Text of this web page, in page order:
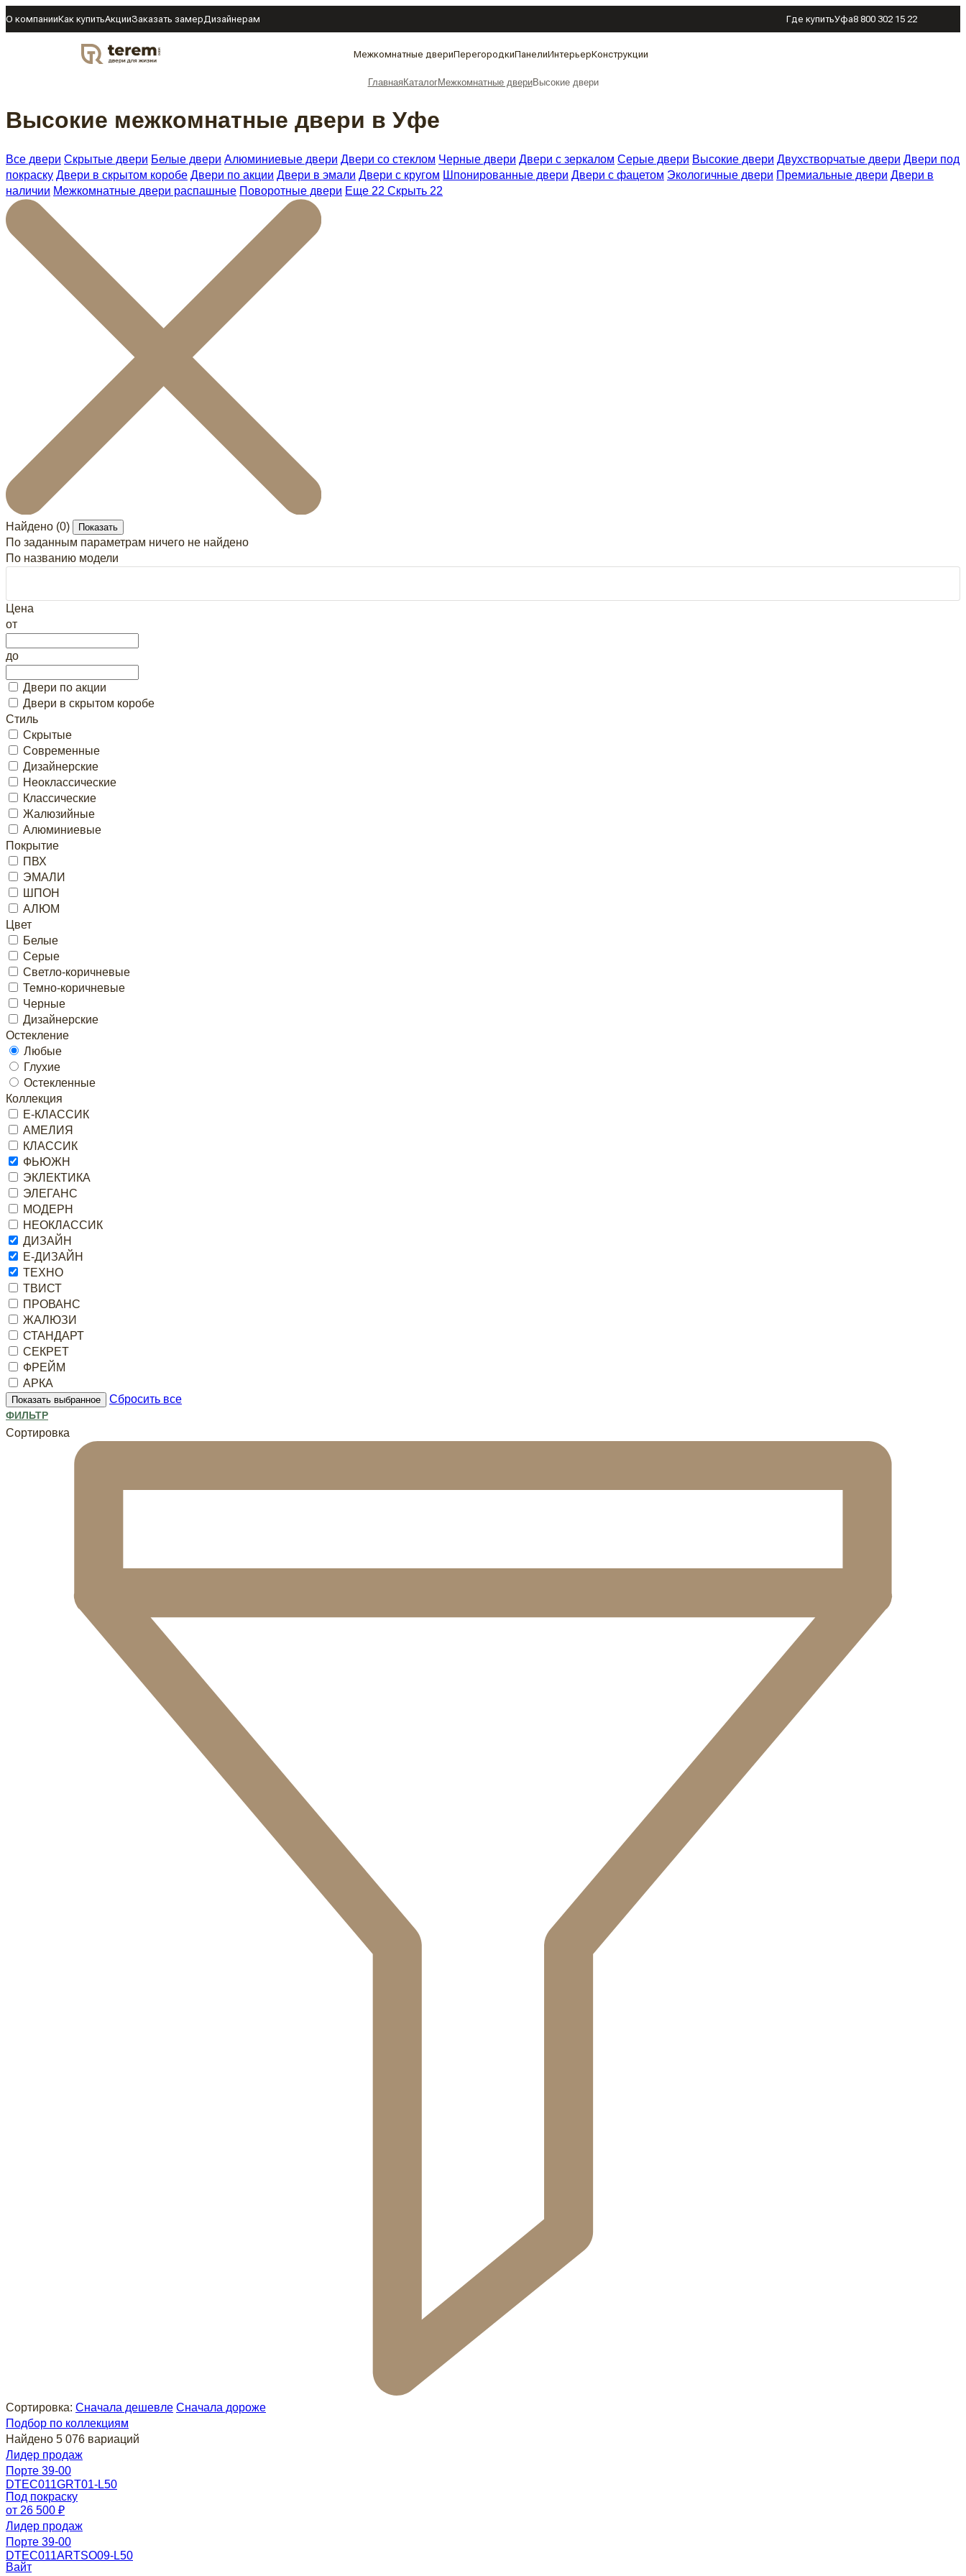
О компанииКак купитьАкцииЗаказать замер Дизайнерам Где купитьУфа8 800 302 15 22
DOOR Межкомнатные двериПерегородкиПанелиИнтерьерКонструкции
ГлавнаяКаталогМежкомнатные двериВысокие двери
Высокие межкомнатные двери в Уфе
Все двери Скрытые двери Белые двери Алюминиевые двери Двери со стеклом Черные двери Двери с зеркалом Серые двери Высокие двери Двухстворчатые двери Двери под
покраску Двери в скрытом коробе Двери по акции Двери в эмали Двери с кругом Шпонированные двери Двери с фацетом Экологичные двери Премиальные двери Двери в
наличии Межкомнатные двери распашные Поворотные двери Еще 22 Скрыть 22
Найдено (0) Показать
По заданным параметрам ничего не найдено
По названию модели
Цена
от
до
Двери по акции
Двери в скрытом коробе
Стиль
Скрытые
Современные
Дизайнерские
Неоклассические
Классические
Жалюзийные
Алюминиевые
Покрытие
ПВХ
ЭМАЛИ
ШПОН
АЛЮМ
Цвет
Белые
Серые
Светло-коричневые
Темно-коричневые
Черные
Дизайнерские
Остекление
Любые
Глухие
Остекленные
Коллекция
Е-КЛАССИК
АМЕЛИЯ
КЛАССИК
ФЬЮЖН
ЭКЛЕКТИКА
ЭЛЕГАНС
МОДЕРН
НЕОКЛАССИК
ДИЗАЙН
Е-ДИЗАЙН
ТЕХНО
ТВИСТ
ПРОВАНС
ЖАЛЮЗИ
СТАНДАРТ
СЕКРЕТ
ФРЕЙМ
АРКА
Показать выбранное Сбросить все
ФИЛЬТР
Сортировка
Сортировка: Сначала дешевле Сначала дороже
Подбор по коллекциям
Найдено 5 076 вариаций
Лидер продаж
Порте 39-00
DTEC011GRT01-L50
Под покраску
от 26 500 ₽
Лидер продаж
Порте 39-00
DTEC011ARTSO09-L50
Вайт